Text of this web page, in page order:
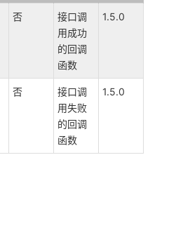
否
接口调
用成功
的回调
函数
1.5.0
否
接口调
用失败
的回调
函数
1.5.0